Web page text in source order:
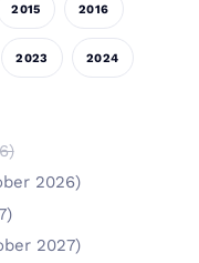
2015 2016
2023 2024
2026)
2027)